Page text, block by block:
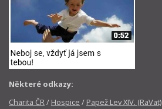
Některé odkazy:
Charita ČR/ Hospice / Papež Lev XIV. (RaVat)